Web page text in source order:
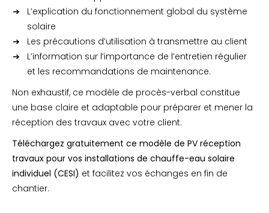
L’explication du fonctionnement global du système
solaire
Les précautions d’utilisation à transmettre au client
L’information sur l’importance de l’entretien régulier
et les recommandations de maintenance.
Non exhaustif, ce modèle de procès-verbal constitue
une base claire et adaptable pour préparer et mener la
réception des travaux avec votre client.
Téléchargez gratuitement ce modèle de PV réception
travaux pour vos installations de chauffe-eau solaire
individuel (CESI) et facilitez vos échanges en fin de
chantier.